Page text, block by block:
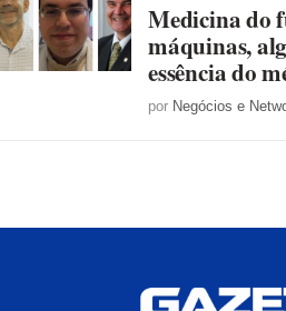
Medicina do
máquinas,
essência do
por Negócios e